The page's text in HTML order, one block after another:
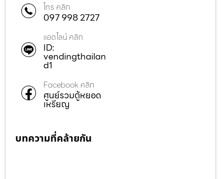
โทร คลิก
097 998 2727
แอดไลน์ คลิก
ID:
vendingthailan
d1
Facebook คลิก
ศูนย์รวมตู้หยอด
เหรียญ
บทความที่คล้ายกัน